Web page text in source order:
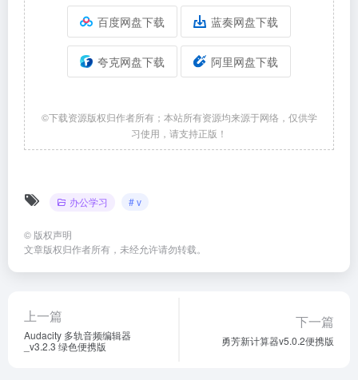
百度网盘下载 蓝奏网盘下载
夸克网盘下载 阿里网盘下载
©下载资源版权归作者所有；本站所有资源均来源于网络，仅供学
习使用，请支持正版！
办公学习 # v
© 版权声明
文章版权归作者所有，未经允许请勿转载。
上一篇
Audacity 多轨音频编辑器
_v3.2.3 绿色便携版
下一篇
勇芳新计算器v5.0.2便携版